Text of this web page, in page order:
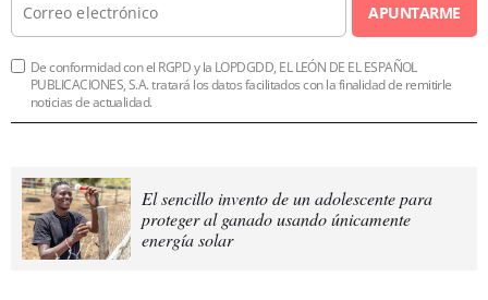
APUNTARME
De conformidad con el RGPD y la LOPDGDD, EL LEÓN DE EL ESPAÑOL
PUBLICACIONES, S.A. tratará los datos facilitados con la finalidad de remitirle
noticias de actualidad.
El sencillo invento de un adolescente para
proteger al ganado usando únicamente
energía solar